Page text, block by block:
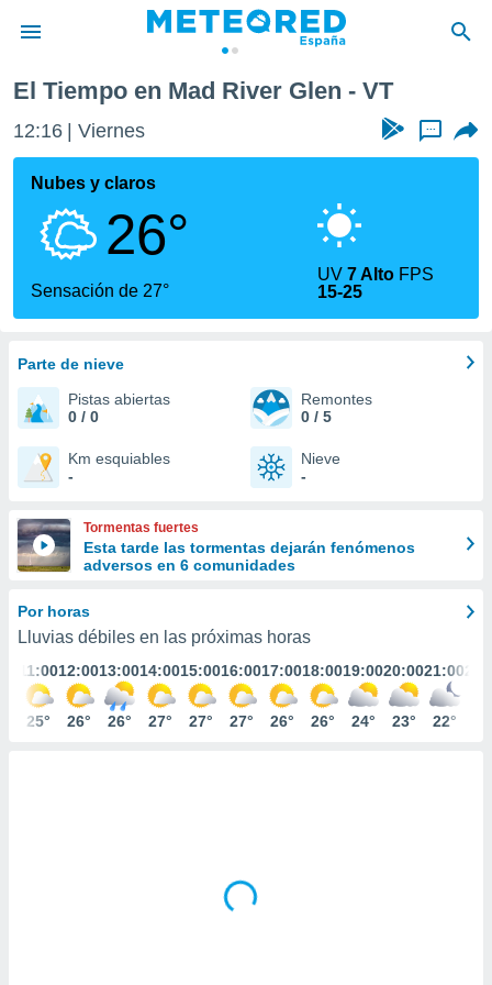
de
por
que se
calidad.
a este
las
y
forma
basada
permite
coste.
botón
a la
ACEPTAR
CONTINUAR
CONFIGURACIÓN
El Tiempo en Mad River Glen - VT
12:16 Viernes ...
Nubes y claros
26°
Sensación de 27°
UV7 Alto FPS
15-25
Parte de nieve
Pistas abiertas
0 / 0
Remontes
0 / 5
Km esquiables
-
Nieve
-
Tormentas fuertes
Esta tarde las tormentas dejarán fenómenos
adversos en 6 comunidades
Por horas
Lluvias débiles en las próximas horas
11:00
25°
12:00
26°
13:00
26°
14:00
27°
15:00
27°
16:00
27°
17:00
26°
18:00
26°
19:00
24°
20:00
23°
21:00
22°